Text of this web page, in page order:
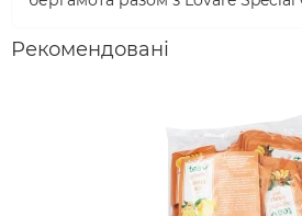
Рекомендовані